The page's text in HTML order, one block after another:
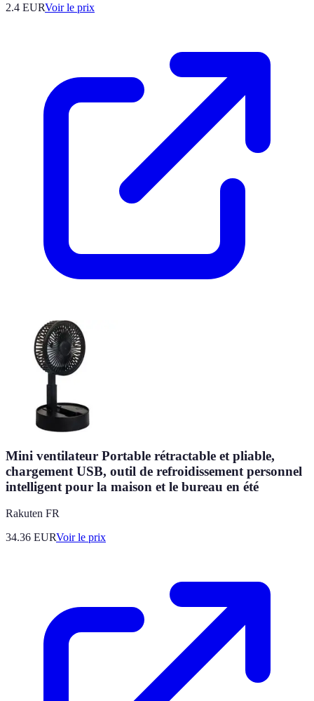
2.4 EURVoir le prix
Mini ventilateur Portable rétractable et pliable,
chargement USB, outil de refroidissement personnel
intelligent pour la maison et le bureau en été
Rakuten FR
34.36 EURVoir le prix